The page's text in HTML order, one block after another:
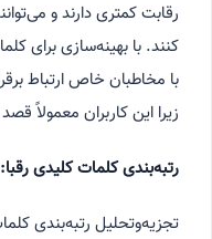
رقابت کمتری دارند و
کنند. با بهینه‌سازی برای
با مخاطبان خاص ارتباط
زیرا این کاربران معمولاً
رتبه‌بندی کلمات کلیدی رقبا:
تجزیه‌وتحلیل رتبه‌بندی